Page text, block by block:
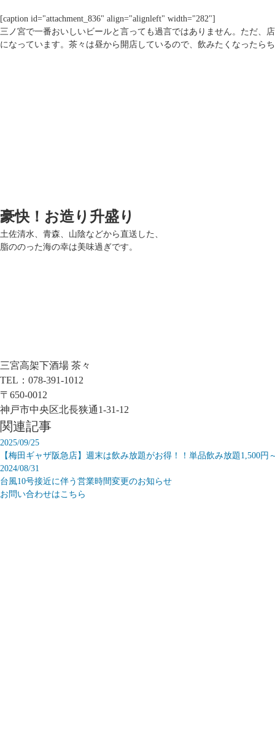
[caption id="attachment_836" align="alignleft" width="282"]
三ノ宮で一番おいしいビールと言っても過言ではありません。ただ、
になっています。茶々は昼から開店しているので、飲みたくなったら
豪快！お造り升盛り
土佐清水、青森、山陰などから直送した、
脂ののった海の幸は美味過ぎです。
三宮高架下酒場 茶々
TEL：078-391-1012
〒650-0012
神戸市中央区北長狭通1-31-12
関連記事
2025/09/25
【梅田ギャザ阪急店】週末は飲み放題がお得！！単品飲み放題1,500円
2024/08/31
台風10号接近に伴う営業時間変更のお知らせ
お問い合わせはこちら